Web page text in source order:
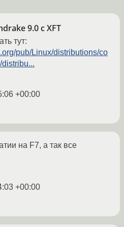
9.0 с XFT
тут:
pub/Linux/distributions/co
+00:00
на F7, а так все
+00:00